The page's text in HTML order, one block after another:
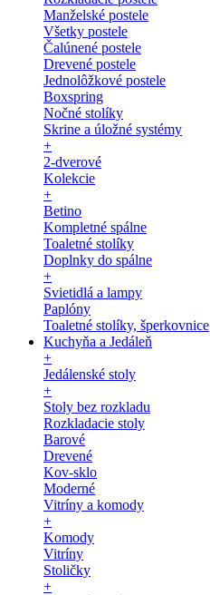
Manželské postele
Všetky postele
Čalúnené postele
Drevené postele
Jednolôžkové postele
Boxspring
Nočné stolíky
Skrine a úložné systémy
+
2-dverové
Kolekcie
+
Betino
Kompletné spálne
Toaletné stolíky
Doplnky do spálne
+
Svietidlá a lampy
Paplóny
Toaletné stolíky, šperkovnice
Kuchyňa a Jedáleň
+
Jedálenské stoly
+
Stoly bez rozkladu
Rozkladacie stoly
Barové
Drevené
Kov-sklo
Moderné
Vitríny a komody
+
Komody
Vitríny
Stoličky
+